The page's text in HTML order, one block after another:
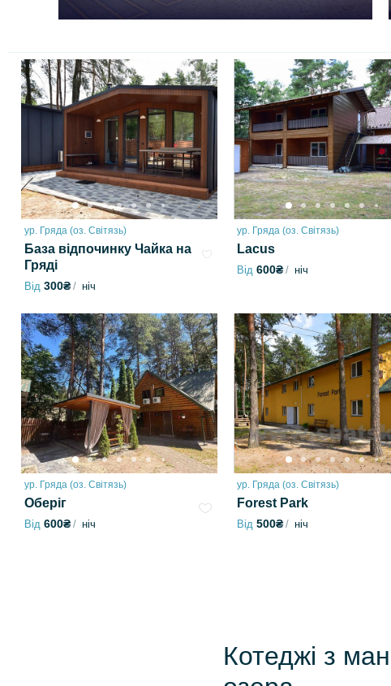
ур. Гряда (оз. Світязь)
База відпочинку Чайка на
Гряді
Від 300₴ ніч
ур. Гряда (оз. Світязь)
Lacus
Від 600₴ ніч
ур. Гряда (оз. Світязь)
Оберіг
Від 600₴ ніч
ур. Гряда (оз. Світязь)
Forest Park
Від 500₴ ніч
Котеджі з